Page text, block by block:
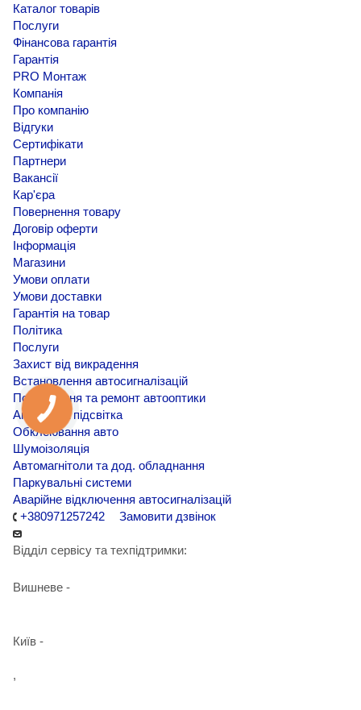
Каталог товарів
Послуги
Фінансова гарантія
Гарантія
PRO Монтаж
Компанія
Про компанію
Відгуки
Сертифікати
Партнери
Вакансії
Кар'єра
Повернення товару
Договір оферти
Інформація
Магазини
Умови оплати
Умови доставки
Гарантія на товар
Політика
Послуги
Захист від викрадення
Встановлення автосигналізацій
Покращення та ремонт автооптики
Амбієнтна підсвітка
Обклеювання авто
Шумоізоляція
Автомагнітоли та дод. обладнання
Паркувальні системи
Аварійне відключення автосигналізацій
+380971257242
Замовити дзвінок
Відділ сервісу та техпідтримки:
Вишневе -
Київ -
,